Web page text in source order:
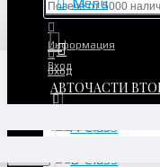
Информация
Вход
АВТОЧАСТИ
Вход